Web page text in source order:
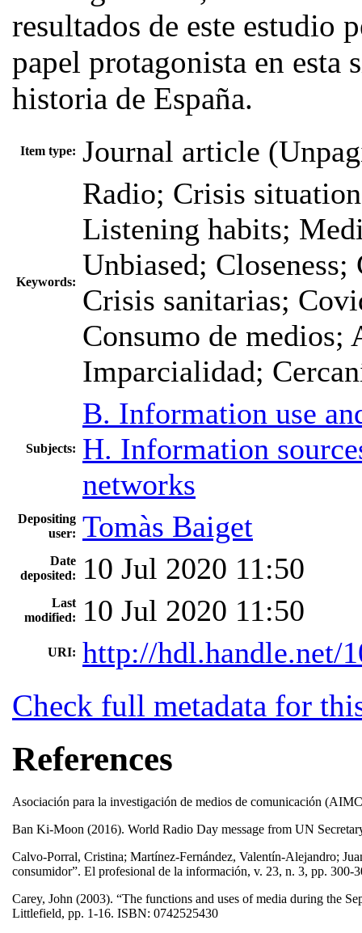
resultados de este estudio
papel protagonista en
historia de España.
Item type: Journal article
Keywords:
Radio; Crisis
Listening habits;
Unbiased;
Crisis sanitarias;
Consumo de
Imparcialidad;
Subjects:
B. Information use
H. Information
networks
Depositing
user: Tomàs Baiget
Date
deposited:
10 Jul 2020 11:50
Last
modified:
10 Jul 2020 11:50
URI: http://hdl.handle.net/
Check full metadata for
References
Asociación para la investigación de medios de comunicación
Ban Ki-Moon (2016). World Radio Day message from UN
Calvo-Porral, Cristina; Martínez-Fernández, Valentín-Alejandro;
consumidor”. El profesional de la información, v. 23, n. 3, pp.
Carey, John (2003). “The functions and uses of media during the
Littlefield, pp. 1-16. ISBN: 0742525430